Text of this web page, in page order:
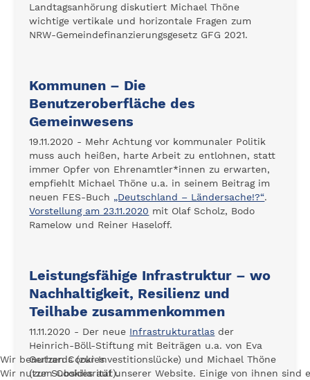
Landtagsanhörung diskutiert Michael Thöne
wichtige vertikale und horizontale Fragen zum
NRW-Gemeindefinanzierungsgesetz GFG 2021.
Kommunen – Die
Benutzeroberfläche des
Gemeinwesens
19.11.2020 - Mehr Achtung vor kommunaler Politik
muss auch heißen, harte Arbeit zu entlohnen, statt
immer Opfer von Ehrenamtler*innen zu erwarten,
empfiehlt Michael Thöne u.a. in seinem Beitrag im
neuen FES-Buch „Deutschland – Ländersache!?“.
Vorstellung am 23.11.2020 mit Olaf Scholz, Bodo
Ramelow und Reiner Haseloff.
Leistungsfähige Infrastruktur – wo
Nachhaltigkeit, Resilienz und
Teilhabe zusammenkommen
11.11.2020 - Der neue Infrastrukturatlas der
Heinrich-Böll-Stiftung mit Beiträgen u.a. von Eva
Gerhards (zur Investitionslücke) und Michael Thöne
(zur Subsidiarität).
Wir benutzen Cookies
Wir nutzen Cookies auf unserer Website. Einige von ihnen sind